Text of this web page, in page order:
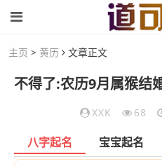
主页 > 黄历 文章正文
XXK 68
八字起名 宝宝起名